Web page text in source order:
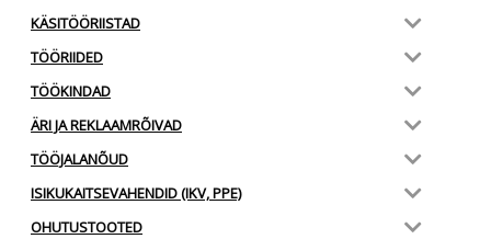
KÄSITÖÖRIISTAD
TÖÖRIIDED
TÖÖKINDAD
ÄRI JA REKLAAMRÕIVAD
TÖÖJALANÕUD
ISIKUKAITSEVAHENDID (IKV, PPE)
OHUTUSTOOTED